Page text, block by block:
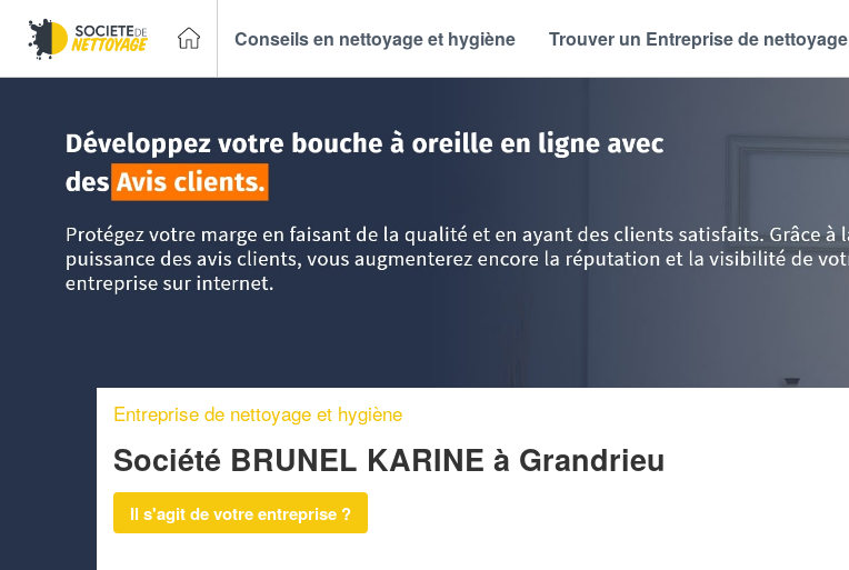
Conseils en nettoyage et hygiène Trouver un Entreprise de nettoyage
Entreprise de nettoyage et hygiène
Société BRUNEL KARINE à Grandrieu
Il s'agit de votre entreprise ?